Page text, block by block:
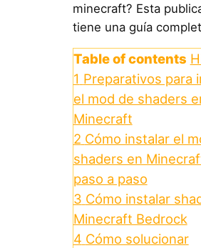
minecraft? Esta
tiene una guía
Table of contents
1 Preparativos para
el mod de shaders
Minecraft
2 Cómo instalar el
shaders en
paso a paso
3 Cómo instalar
Minecraft Bedrock
4 Cómo solucionar